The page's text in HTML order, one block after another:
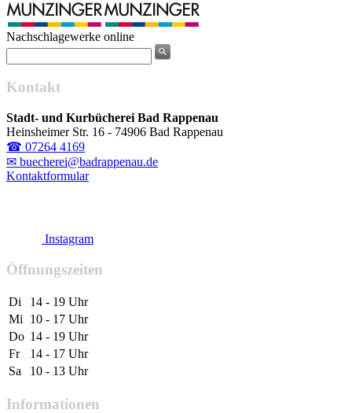
Nachschlagewerke online
Kontakt
Stadt- und Kurbücherei Bad Rappenau
Heinsheimer Str. 16 - 74906 Bad Rappenau
☎ 07264 4169
✉ buecherei@badrappenau.de
Kontaktformular
Instagram
Öffnungszeiten
Di
14 - 19 Uhr
Mi
10 - 17 Uhr
Do 14 - 19 Uhr
Fr
14 - 17 Uhr
Sa
10 - 13 Uhr
Informationen